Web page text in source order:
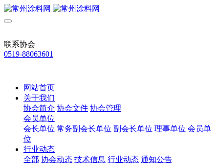
联系协会
0519-88063601
网站首页
关于我们
协会简介 协会文件 协会管理
会员单位
会长单位 常务副会长单位 副会长单位 理事单位 会员单
位
行业动态
全部 协会动态 技术信息 行业动态 通知公告